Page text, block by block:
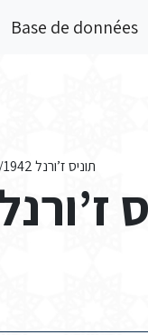
Base de données
תוניס ז’ורנל 12/12/1942
12/12/